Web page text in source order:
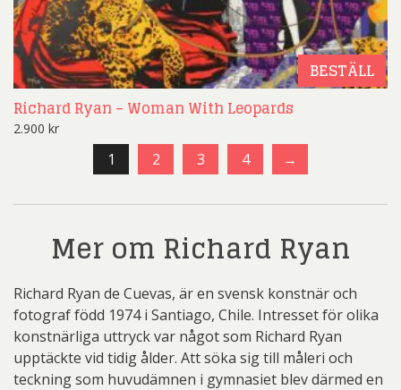
BESTÄLL
Richard Ryan – Woman With Leopards
2.900 kr
1 2 3 4 →
Mer om Richard Ryan
Richard Ryan de Cuevas, är en svensk konstnär och
fotograf född 1974 i Santiago, Chile. Intresset för olika
konstnärliga uttryck var något som Richard Ryan
upptäckte vid tidig ålder. Att söka sig till måleri och
teckning som huvudämnen i gymnasiet blev därmed en